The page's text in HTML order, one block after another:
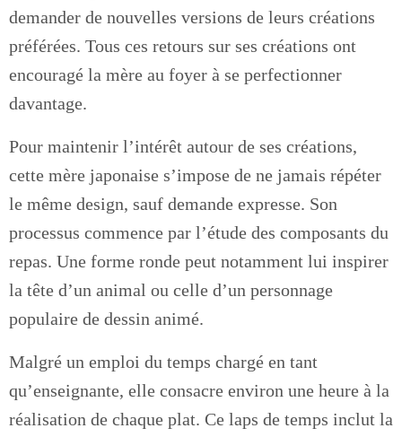
demander de nouvelles versions de leurs créations
préférées. Tous ces retours sur ses créations ont
encouragé la mère au foyer à se perfectionner
davantage.
Pour maintenir l’intérêt autour de ses créations,
cette mère japonaise s’impose de ne jamais répéter
le même design, sauf demande expresse. Son
processus commence par l’étude des composants du
repas. Une forme ronde peut notamment lui inspirer
la tête d’un animal ou celle d’un personnage
populaire de dessin animé.
Malgré un emploi du temps chargé en tant
qu’enseignante, elle consacre environ une heure à la
réalisation de chaque plat. Ce laps de temps inclut la